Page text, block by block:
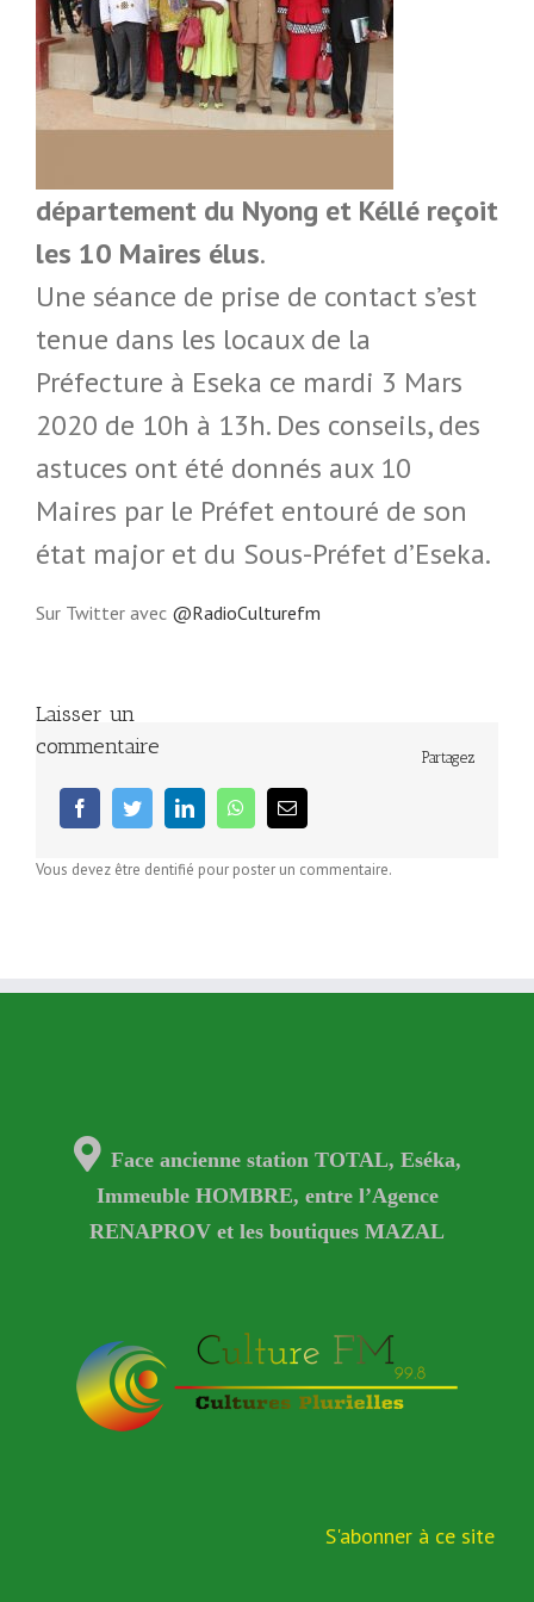
département du Nyong et Kéllé reçoit
les 10 Maires élus.
Une séance de prise de contact s’est
tenue dans les locaux de la
Préfecture à Eseka ce mardi 3 Mars
2020 de 10h à 13h. Des conseils, des
astuces ont été donnés aux 10
Maires par le Préfet entouré de son
état major et du Sous-Préfet d’Eseka.
Sur Twitter avec @RadioCulturefm
Partagez
facebooktwitter linkedin whatsappEmail
Laisser un
commentaire
Vous devez être dentifié pour poster un commentaire.
Face ancienne station TOTAL, Eséka,
Immeuble HOMBRE, entre l’Agence
RENAPROV et les boutiques MAZAL
S'abonner à ce site